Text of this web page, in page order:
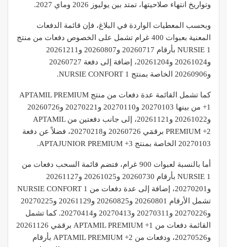
وتواريخ انتهاء صلاحيتها، تمتد بين يوليوز 2026 وماي 2027.
وبحسب المعطيات الواردة في البلاغ، فإن قائمة الدفعات
المعنية بعبوات 400 غرام تشمل على الخصوص دفعات من منتج
NURSIE 1 بأرقام 20260717 و20260807 و20261211
و20261024 و20261204، إضافة إلى دفعة 20260727
و20260906 الخاصة بمنتج NURSIE CONFORT 1.
كما تشمل القائمة عدة دفعات من منتج APTAMIL PREMIUM
+1 من بينها 20270103 و20270110 و20270221 و20260726
و20261022 و20261121، إلى جانب دفعتين من APTAMIL
PREMIUM +2 برقمَي 20260726 و20270218، فضلاً عن دفعة
20270103 الخاصة بمنتج APTAJUNIOR PREMIUM +3.
أما بالنسبة لعبوات 900 غرام، فتضم قائمة السحب دفعات من
NURSIE 1 بأرقام 20260730 و20261025 و20261127
و20270201، إضافة إلى عدة دفعات من NURSIE CONFORT 1
تشمل الأرقام 20260801 و20260825 و20261129 و20270225
و20270226 و20270311 و20270413 و20270414. كما تشمل
القائمة دفعات من APTAMIL PREMIUM +1 برقمَي 20261126
و20270526، ودفعات من APTAMIL PREMIUM +2 بأرقام